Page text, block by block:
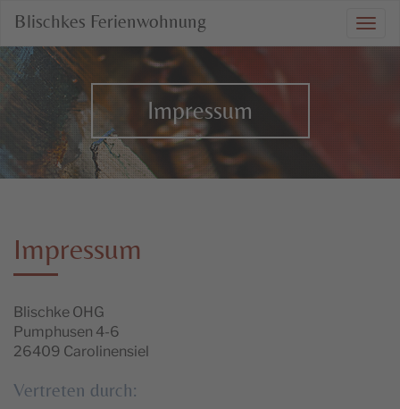
Blischkes Ferienwohnung
Impressum
Impressum
Blischke OHG
Pumphusen 4-6
26409 Carolinensiel
Vertreten durch: